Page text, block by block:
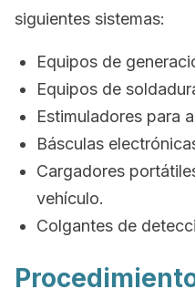
siguientes sistemas:
Equipos de
Equipos de
Estimuladores para
Básculas
Cargadores
vehículo.
Colgantes de